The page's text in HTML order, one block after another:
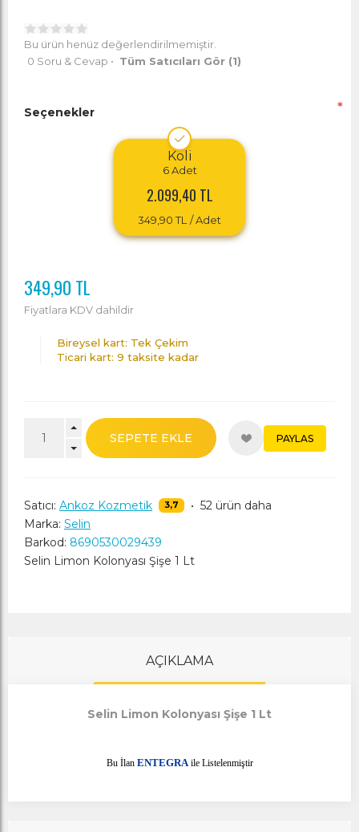
Bu ürün henüz değerlendirilmemiştir.
0 Soru & Cevap • Tüm Satıcıları Gör (1)
Seçenekler *
Koli
6 Adet
2.099,40 TL
349,90 TL / Adet
349,90 TL
Fiyatlara KDV dahildir
Bireysel kart: Tek Çekim
Ticari kart: 9 taksite kadar
SEPETE EKLE PAYLAS
Satıcı: Ankoz Kozmetik 3,7 • 52 ürün daha
Marka: Selin
Barkod: 8690530029439
Selin Limon Kolonyası Şişe 1 Lt
AÇIKLAMA
Selin Limon Kolonyası Şişe 1 Lt
Bu İlan ENTEGRAile Listelenmiştir